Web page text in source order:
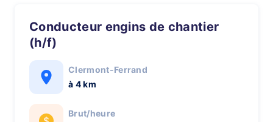
Conducteur engins de chantier
(h/f)
Clermont-Ferrand
à 4 km
Brut/heure